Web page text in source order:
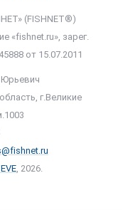
(FISHNET®)
«fishnet.ru», зарег.
от 15.07.2011
Юрьевич
г.Великие
, 2026.